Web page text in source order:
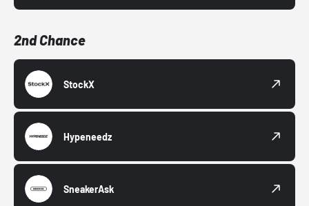
2nd Chance
StockX
Hypeneedz
SneakerAsk